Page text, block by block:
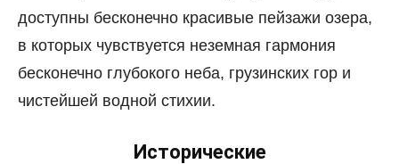
доступны бесконечно красивые пейзажи озера,
в которых чувствуется неземная гармония
бесконечно глубокого неба, грузинских гор и
чистейшей водной стихии.
Исторические